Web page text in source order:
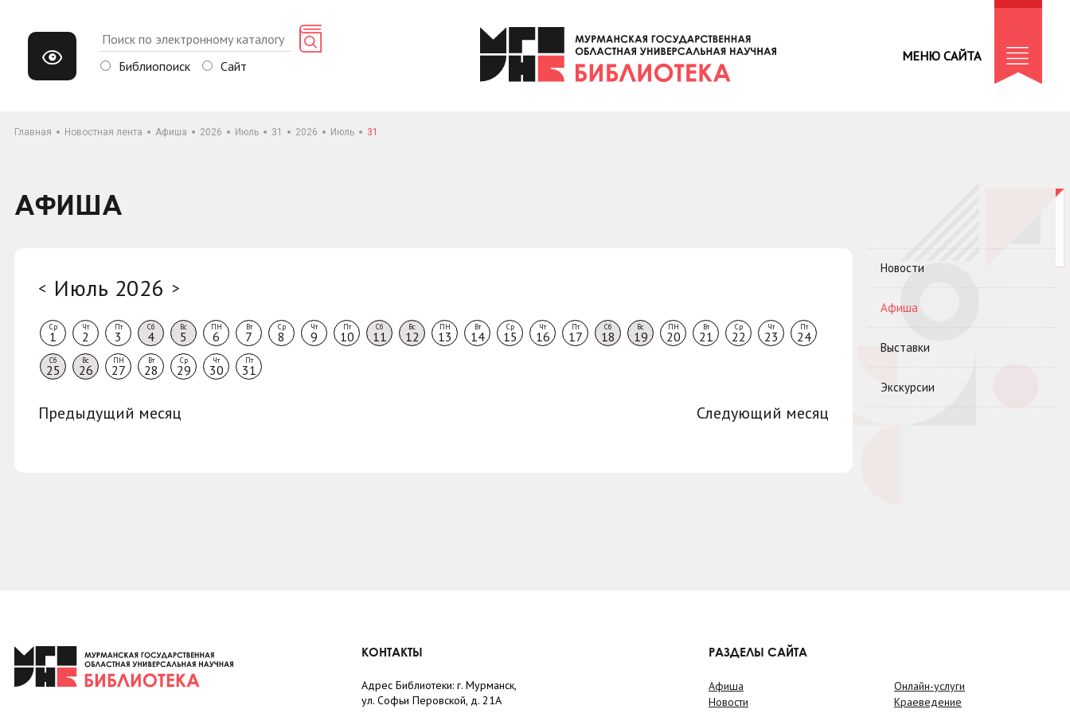
Библиопоиск Сайт
МЕНЮ САЙТА
Главная Новостная лента Афиша 2026 Июль 31 2026 Июль 31
АФИША
< Июль 2026 >
Ср
1
Чт
2
Пт
3
Сб
4
Вс
5
ПН
6
Вт
7
Ср
8
Чт
9
Пт
10
Сб
11
Вс
12
ПН
13
Вт
14
Ср
15
Чт
16
Пт
17
Сб
18
Вс
19
ПН
20
Вт
21
Ср
22
Чт
23
Пт
24
Сб
25
Вс
26
ПН
27
Вт
28
Ср
29
Чт
30
Пт
31
Предыдущий месяц Следующий месяц
Новости
Афиша
Выставки
Экскурсии
КОНТАКТЫ
Адрес Библиотеки: г. Мурманск,
ул. Софьи Перовской, д. 21А
РАЗДЕЛЫ САЙТА
Афиша
Новости
Онлайн-услуги
Краеведение